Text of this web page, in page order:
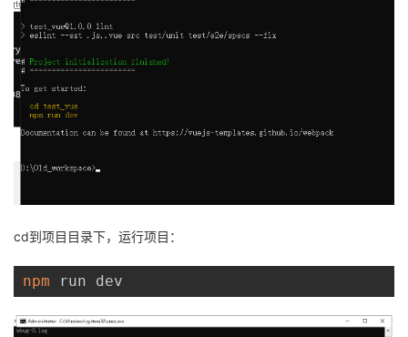
cd到项目目录下，运行项目：
npm run dev